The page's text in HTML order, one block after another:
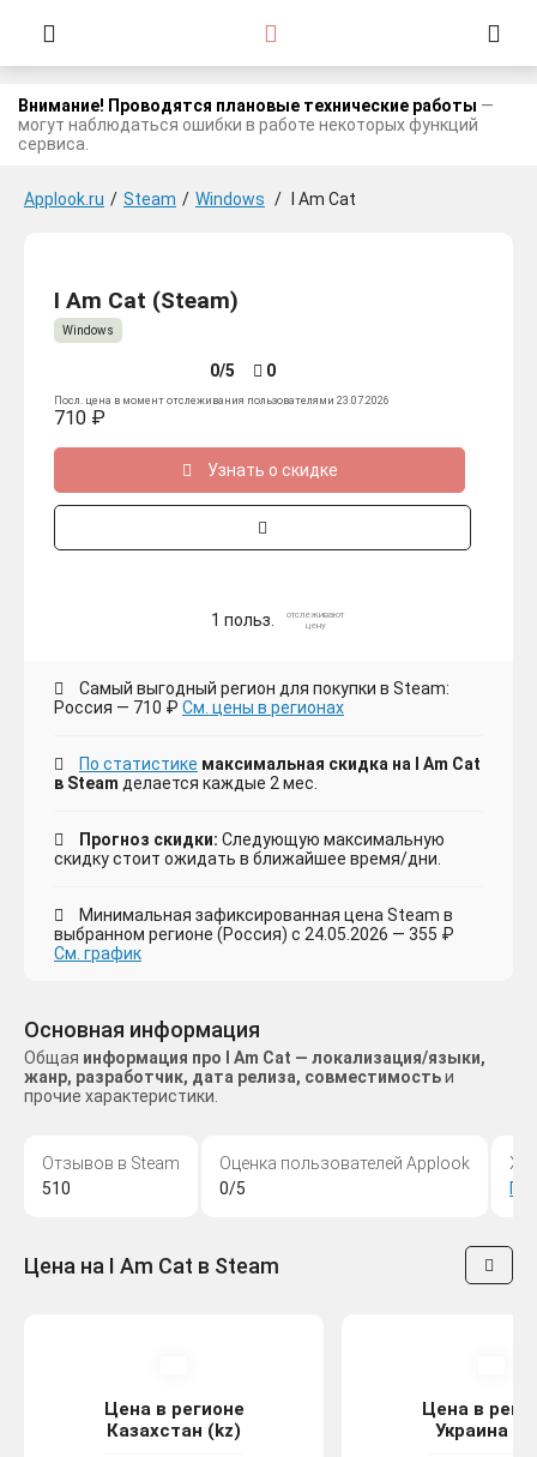
Внимание! Проводятся плановые технические работы —
могут наблюдаться ошибки в работе некоторых функций
сервиса.
Applook.ru / Steam / Windows / I Am Cat
I Am Cat (Steam)
Windows
0/5 0
Посл. цена в момент отслеживания пользователями 23.07.2026
710 ₽
Узнать о скидке
1 польз.
отслеживают
цену
Самый выгодный регион для покупки в Steam:
Россия — 710 ₽ См. цены в регионах
По статистике максимальная скидка на I Am Cat
в Steam делается каждые 2 мес.
Прогноз скидки: Следующую максимальную
скидку стоит ожидать в ближайшее время/дни.
Минимальная зафиксированная цена Steam в
выбранном регионе (Россия) с 24.05.2026 — 355 ₽
См. график
Основная информация
Общая информация про I Am Cat — локализация/языки,
жанр, разработчик, дата релиза, совместимостьи
прочие характеристики.
Отзывов в Steam
510
Оценка пользователей Applook
0/5
Цена на I Am Cat в Steam
Цена в регионе
Казахстан (kz)
Цена в
Украина